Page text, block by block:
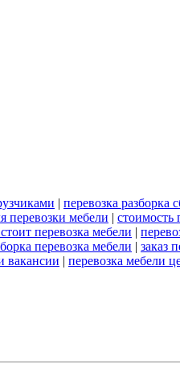
| перевозка разборка
перевозки мебели | стоимость
перевозка мебели |
перевозка мебели | заказ
вакансии | перевозка мебели